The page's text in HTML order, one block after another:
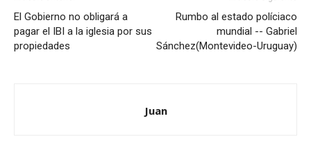
El Gobierno no obligará a
pagar el IBI a la iglesia por sus
propiedades
Rumbo al estado políciaco
mundial -- Gabriel
Sánchez(Montevideo-Uruguay)
Juan